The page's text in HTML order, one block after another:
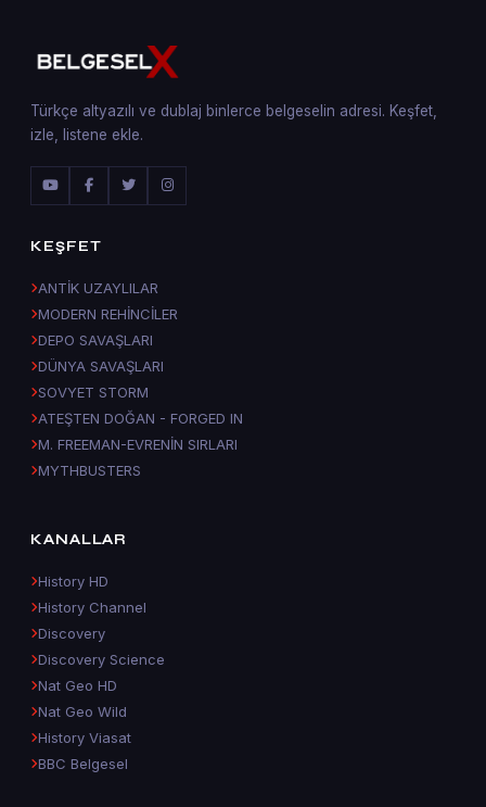
Türkçe altyazılı ve dublaj binlerce belgeselin adresi. Keşfet,
izle, listene ekle.
KEŞFET
ANTİK UZAYLILAR
MODERN REHİNCİLER
DEPO SAVAŞLARI
DÜNYA SAVAŞLARI
SOVYET STORM
ATEŞTEN DOĞAN - FORGED IN
M. FREEMAN-EVRENİN SIRLARI
MYTHBUSTERS
KANALLAR
History HD
History Channel
Discovery
Discovery Science
Nat Geo HD
Nat Geo Wild
History Viasat
BBC Belgesel